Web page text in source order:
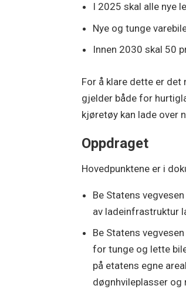
I 2025 skal alle nye
Nye og tunge
Innen 2030 skal 50
For å klare dette er
gjelder både for
kjøretøy kan lade over
Oppdraget
Hovedpunktene er i
Be Statens
av ladeinfrastruktur
Be Statens
for tunge og lette
på etatens egne
døgnhvileplasser og